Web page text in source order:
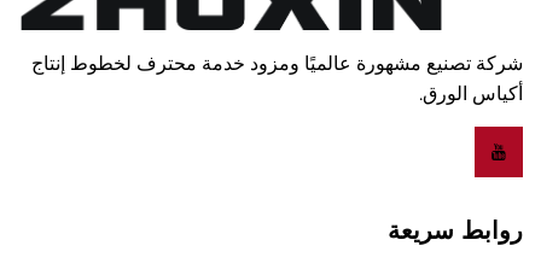
شركة تصنيع مشهورة عالميًا ومزود خدمة محترف لخطوط إنتاج
أكياس الورق.
روابط سريعة